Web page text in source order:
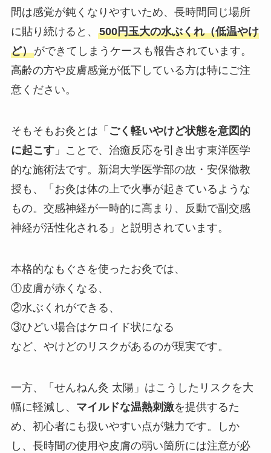
間は感覚が鈍くなりやすいため、長時間同じ場所
に貼り続けると、 500円玉大の水ぶくれ（低温やけ
ど）ができてしまうケースも報告されています。
高齢の方や皮膚感覚が低下している方は特にご注
意ください。
そもそもお灸とは「 ごく軽いやけど状態を意図的
に起こす」ことで、治癒反応を引き出す東洋医学
的な施術法です。新潟大学医学部の故・安保徹教
授も、「お灸は体の上で火事が起きているような
もの。交感神経が一時的に高まり、反動で副交感
神経が活性化される」と説明されています。
本格的なもぐさを使ったお灸では、
①皮膚が赤くなる、
②水ぶくれができる、
③ひどい場合はケロイド状になる
など、やけどのリスクがあるのが現実です。
一方、「せんねん灸 太陽」はこうしたリスクを大
幅に軽減し、 マイルドな温熱刺激を提供するた
め、初心者にも扱いやすい点が魅力です。しか
し、長時間の使用や皮膚の弱い箇所には注意が必